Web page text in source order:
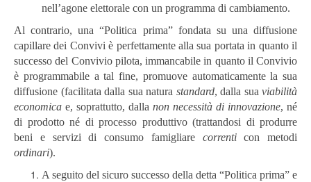
nell’agone elettorale con un programma di cambiamento.
Al contrario, una “Politica prima” fondata su una diffusione
capillare dei Convivi è perfettamente alla sua portata in quanto il
successo del Convivio pilota, immancabile in quanto il Convivio
è programmabile a tal fine, promuove automaticamente la sua
diffusione (facilitata dalla sua natura standard, dalla sua viabilità
economica e, soprattutto, dalla non necessità di innovazione, né
di prodotto né di processo produttivo (trattandosi di produrre
beni e servizi di consumo famigliare correnticon metodi
ordinari).
A seguito del sicuro successo della detta “Politica prima” e